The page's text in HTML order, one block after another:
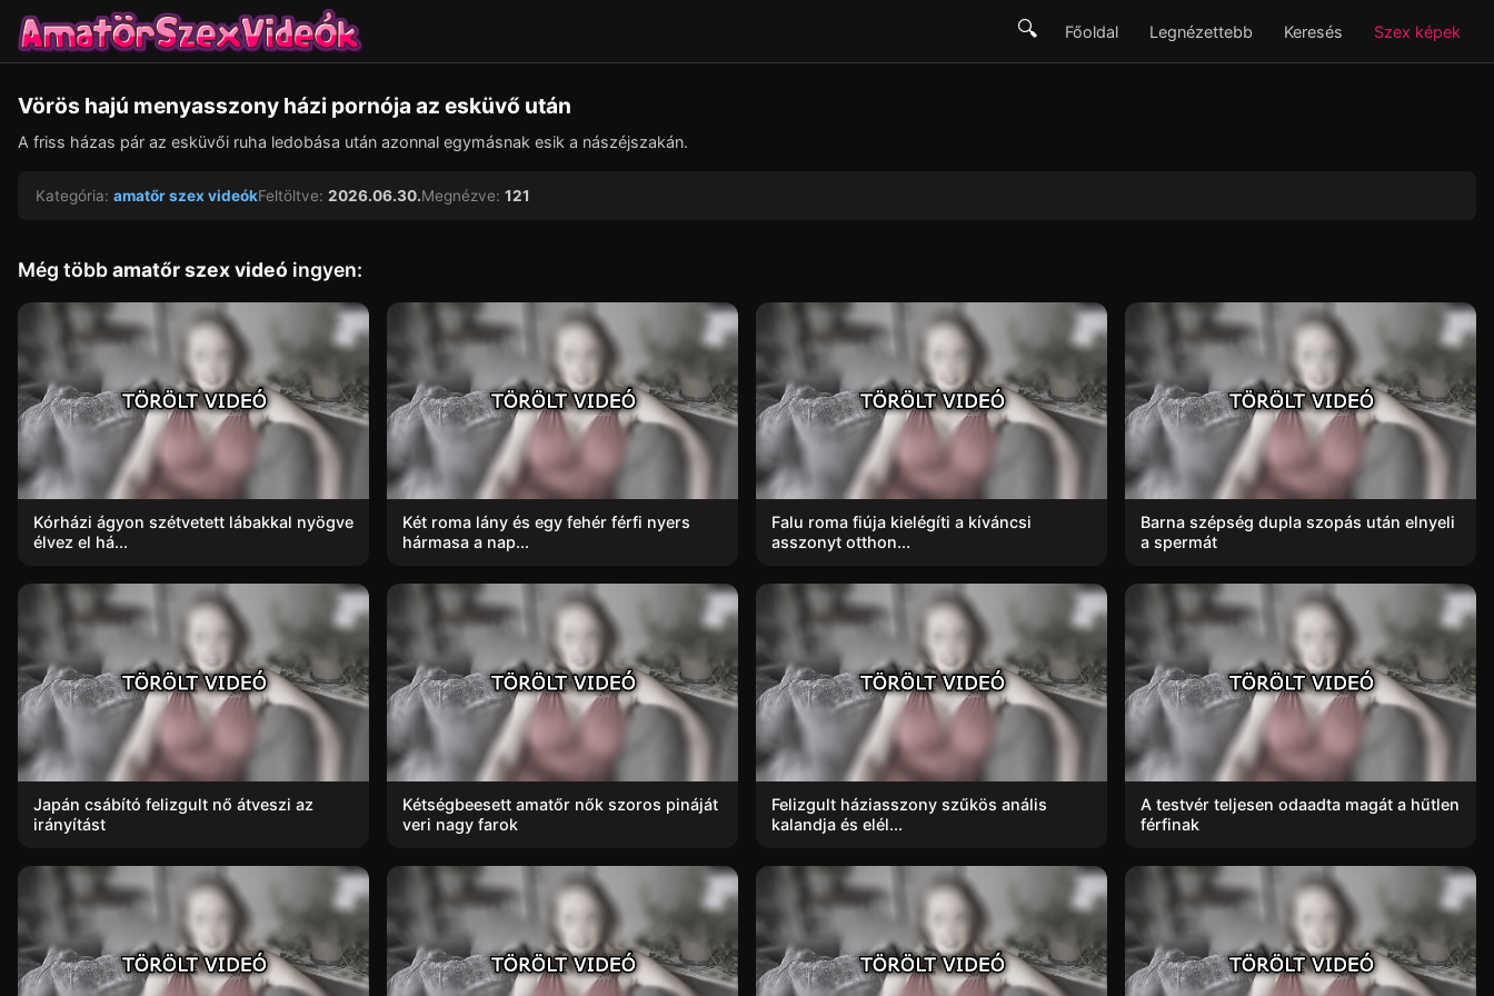
🔍 Főoldal Legnézettebb Keresés Szex képek
▶
Vörös hajú menyasszony házi pornója az esküvő után
A friss házas pár az esküvői ruha ledobása után azonnal egymásnak esik a nászéjszakán.
Kategória: amatőr szex videókFeltöltve: 2026.06.30.Megnézve: 121
Még többamatőr szex videó ingyen:
Kórházi ágyon szétvetett lábakkal nyögve
élvez el há...
Két roma lány és egy fehér férfi nyers
hármasa a nap...
Falu roma fiúja kielégíti a kíváncsi
asszonyt otthon...
Barna szépség dupla szopás után elnyeli
a spermát
Japán csábító felizgult nő átveszi az
irányítást
Kétségbeesett amatőr nők szoros pináját
veri nagy farok
Felizgult háziasszony szűkös anális
kalandja és elél...
A testvér teljesen odaadta magát a hűtlen
férfinak